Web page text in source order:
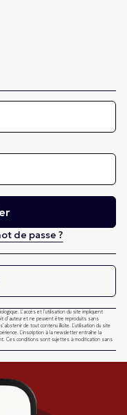
de passe ?
L’accès et l’utilisation du site impliquent
d’auteur et ne peuvent être reproduits sans
de tout contenu illicite. L’utilisation du site
L’inscription à la newsletter entraîne la
Ces conditions sont sujettes à modification sans